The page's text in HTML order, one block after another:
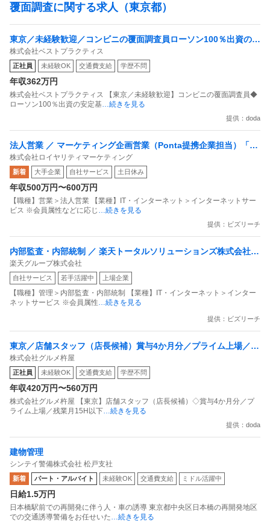
覆面調査に関する求人（東京都）
東京／未経験歓迎／コンビニの覆面調査員ローソン100％出資の安
定基盤／月５日在宅／残業月10時間
株式会社ベストプラクティス
正社員 未経験OK 交通費支給 学歴不問
年収362万円
株式会社ベストプラクティス 【東京／未経験歓迎】コンビニの覆面調査員◆
ローソン100％出資の安定基 …続きを見る
提供：doda
法人営業 ／ マーケティング企画営業（Ponta提携企業担当）「国
内最大級の共通ポイントサービスを展開／無駄のない消費社会を
目指すデータマーケティングカンパニー」
株式会社ロイヤリティマーケティング
新着 大手企業 自社サービス 土日休み
年収500万円〜600万円
【職種】営業＞法人営業 【業種】IT・インターネット＞インターネットサー
ビス ※会員属性などに応じ
…続きを見る
提供：ビズリーチ
内部監査・内部統制 ／ 楽天トータルソリューションズ株式会社
戦略事業コンプライアンス支援部 業務統制支援課：ショップコン
プライアンス推進担当（SBCSD）
楽天グループ株式会社
自社サービス 若手活躍中 上場企業
【職種】管理＞内部監査・内部統制 【業種】IT・インターネット＞インター
ネットサービス ※会員属性 …続きを見る
提供：ビズリーチ
東京／店舗スタッフ（店長候補）賞与4か月分／プライム上場／残
業月15H以下／新店オープン多数
株式会社グルメ杵屋
正社員 未経験OK 交通費支給 学歴不問
年収420万円〜560万円
株式会社グルメ杵屋 【東京】店舗スタッフ（店長候補）◇賞与4か月分／プ
ライム上場／残業月15H以下 …続きを見る
提供：doda
建物管理
シンテイ警備株式会社 松戸支社
新着 パート・アルバイト 未経験OK 交通費支給 ミドル活躍中
日給1.5万円
日本橋駅前での再開発に伴う人・車の誘導 東京都中央区日本橋の再開発地区
での交通誘導警備をお任せいた …続きを見る